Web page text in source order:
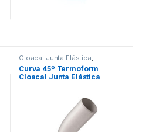
Cloacal Junta Elástica,
Termoform
Curva 45º Termoform
Cloacal Junta Elástica